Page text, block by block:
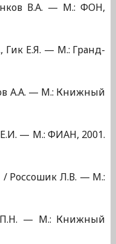
В.А. — М.: ФОН,
Гик Е.Я. — М.: Гранд-
А.А. — М.: Книжный
— М.: ФИАН, 2001.
/ Россошик Л.В. — М.:
— М.: Книжный